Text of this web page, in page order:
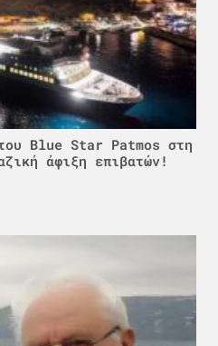
Blue Star Patmos στη
άφιξη επιβατών!